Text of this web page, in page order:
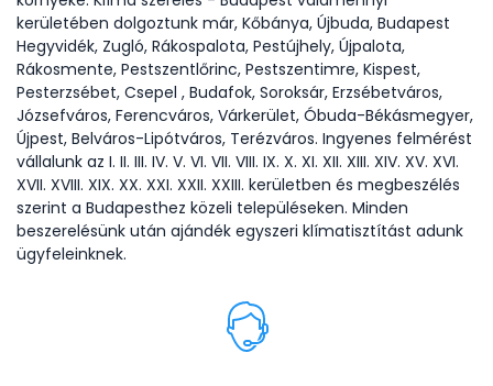
kerületében dolgoztunk már, Kőbánya, Újbuda, Budapest
Hegyvidék, Zugló, Rákospalota, Pestújhely, Újpalota,
Rákosmente, Pestszentlőrinc, Pestszentimre, Kispest,
Pesterzsébet, Csepel , Budafok, Soroksár, Erzsébetváros,
Józsefváros, Ferencváros, Várkerület, Óbuda-Békásmegyer,
Újpest, Belváros-Lipótváros, Terézváros. Ingyenes felmérést
vállalunk az I. II. III. IV. V. VI. VII. VIII. IX. X. XI. XII. XIII. XIV. XV. XVI.
XVII. XVIII. XIX. XX. XXI. XXII. XXIII. kerületben és megbeszélés
szerint a Budapesthez közeli településeken. Minden
beszerelésünk után ajándék egyszeri klímatisztítást adunk
ügyfeleinknek.